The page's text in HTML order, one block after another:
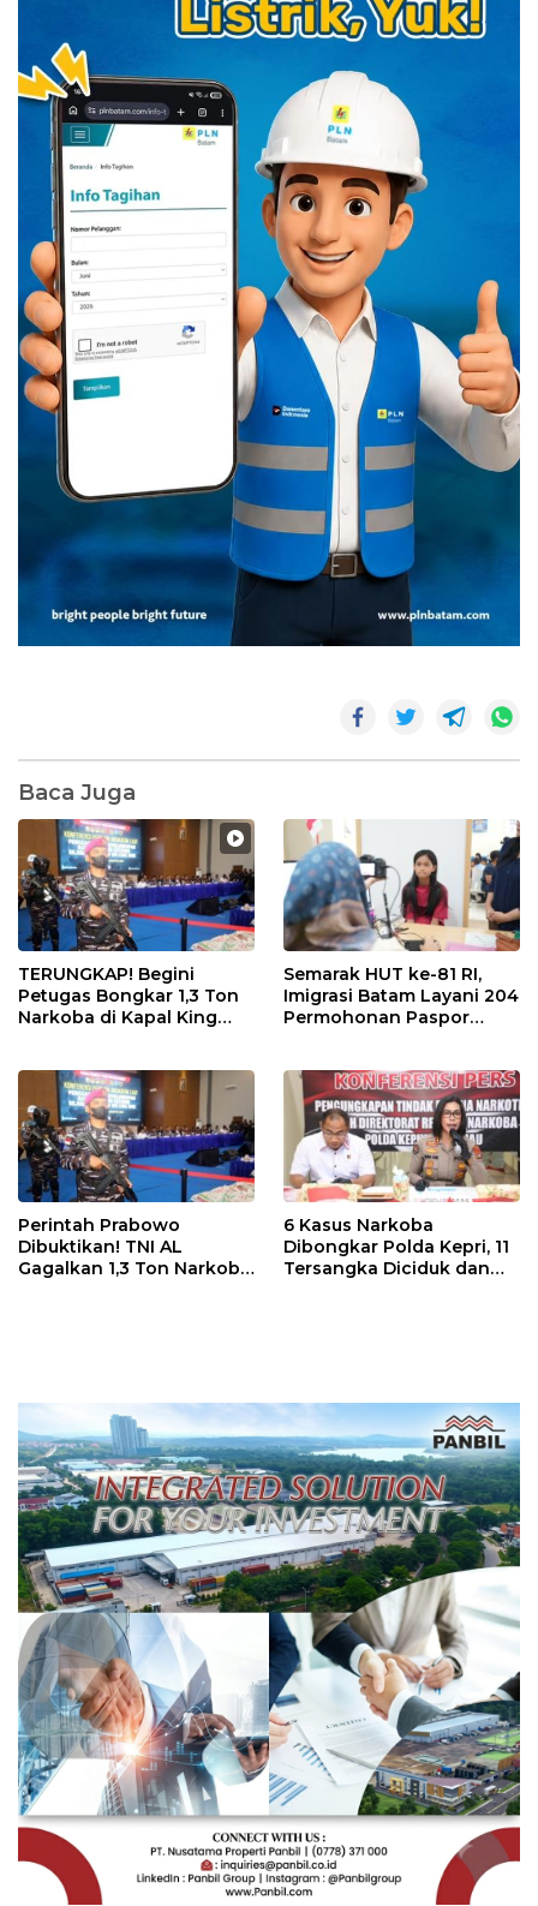
Baca Juga
TERUNGKAP! Begini
Petugas Bongkar 1,3 Ton
Narkoba di Kapal King
Pengiriman Masih
Misterius
Semarak HUT ke-81 RI,
Imigrasi Batam Layani 204
Permohonan Paspor
Perintah Prabowo
Dibuktikan! TNI AL
Gagalkan 1,3 Ton Narkoba
6 Kasus Narkoba
Dibongkar Polda Kepri, 11
Tersangka Diciduk dan